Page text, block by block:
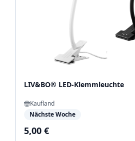
LIV&BO® LED-Klemmleuchte
Kaufland
Nächste Woche
5,00 €